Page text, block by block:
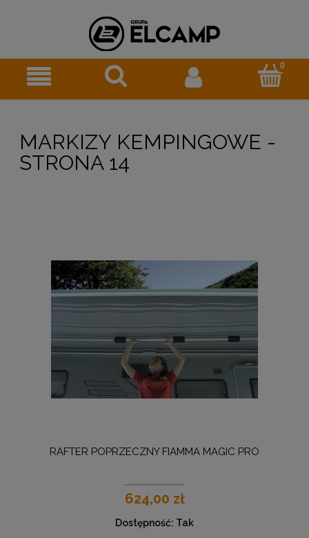
MARKIZY KEMPINGOWE -
STRONA 14
RAFTER POPRZECZNY FIAMMA MAGIC PRO
624,00 zł
Dostępność: Tak